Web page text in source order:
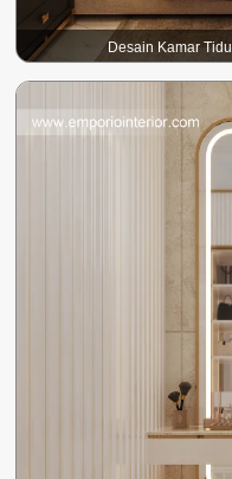
Desain Kamar